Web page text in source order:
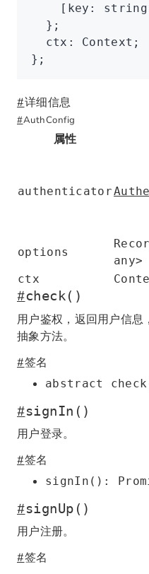
    [key
: string
  };
  ctx
: Context ;
};
#详细信息
#AuthConfig
属性
authenticator
options
any>
ctx
#check()
用户鉴权，返回用户信
抽象方法。
#签名
abstract
#signIn()
用户登录。
#签名
signIn():
#signUp()
用户注册。
#签名